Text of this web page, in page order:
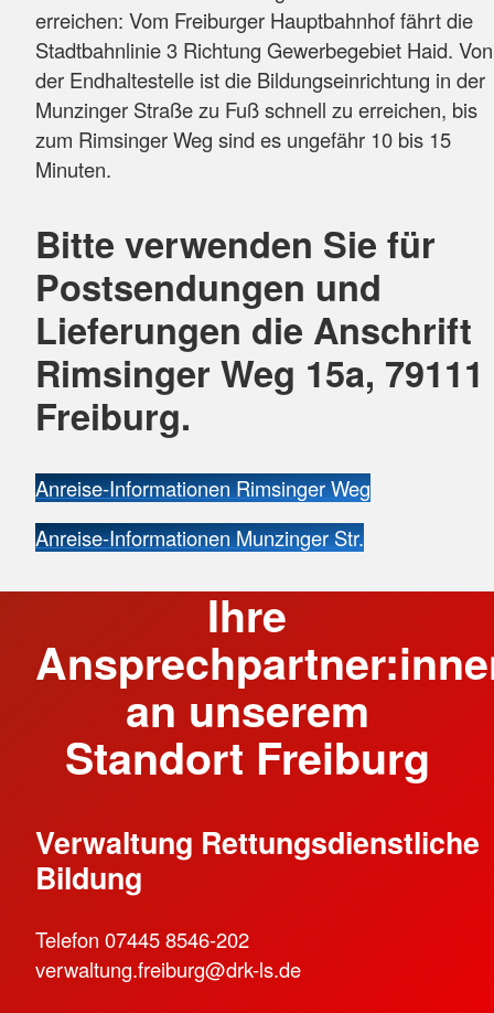
erreichen: Vom Freiburger Hauptbahnhof fährt die
Stadtbahnlinie 3 Richtung Gewerbegebiet Haid. Von
der Endhaltestelle ist die Bildungseinrichtung in der
Munzinger Straße zu Fuß schnell zu erreichen, bis
zum Rimsinger Weg sind es ungefähr 10 bis 15
Minuten.
Bitte verwenden Sie für
Postsendungen und
Lieferungen die Anschrift
Rimsinger Weg 15a, 79111
Freiburg.
Anreise-Informationen Rimsinger Weg
Anreise-Informationen Munzinger Str.
Ihre
an unserem
Standort Freiburg
Verwaltung Rettungsdienstliche
Bildung
Telefon 07445 8546-202
verwaltung.freiburg@drk-ls.de